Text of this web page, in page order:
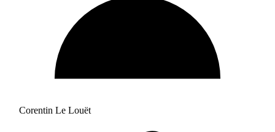
Corentin Le Louët